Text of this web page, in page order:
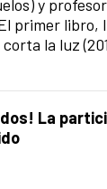
y
primer libro,
la luz
La